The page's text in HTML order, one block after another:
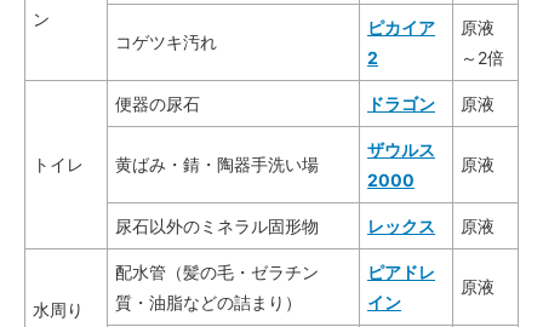
ン
コゲツキ汚れ
ピカイア
2
原液
～2倍
トイレ
便器の尿石 ドラゴン 原液
黄ばみ・錆・陶器手洗い場
ザウルス
2000
原液
尿石以外のミネラル固形物 レックス 原液
水周り
配水管（髪の毛・ゼラチン
質・油脂などの詰まり）
ピアドレ
イン
原液